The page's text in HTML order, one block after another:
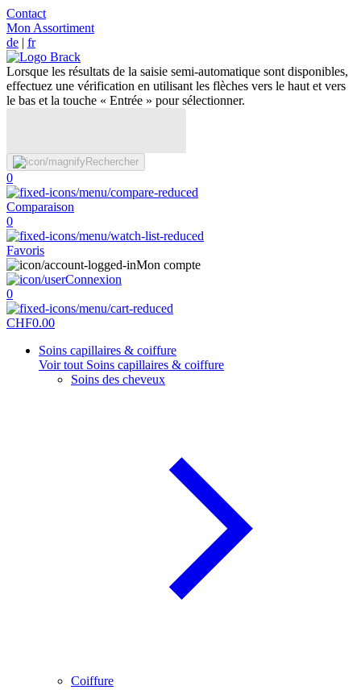
Contact
Mon Assortiment
de | fr
Lorsque les résultats de la saisie semi-automatique sont disponibles,
effectuez une vérification en utilisant les flèches vers le haut et vers
le bas et la touche « Entrée » pour sélectionner.
Rechercher
0
Comparaison
0
Favoris
Mon compte
Connexion
0
CHF0.00
Soins capillaires & coiffure
Voir tout Soins capillaires & coiffure
Soins des cheveux
Coiffure